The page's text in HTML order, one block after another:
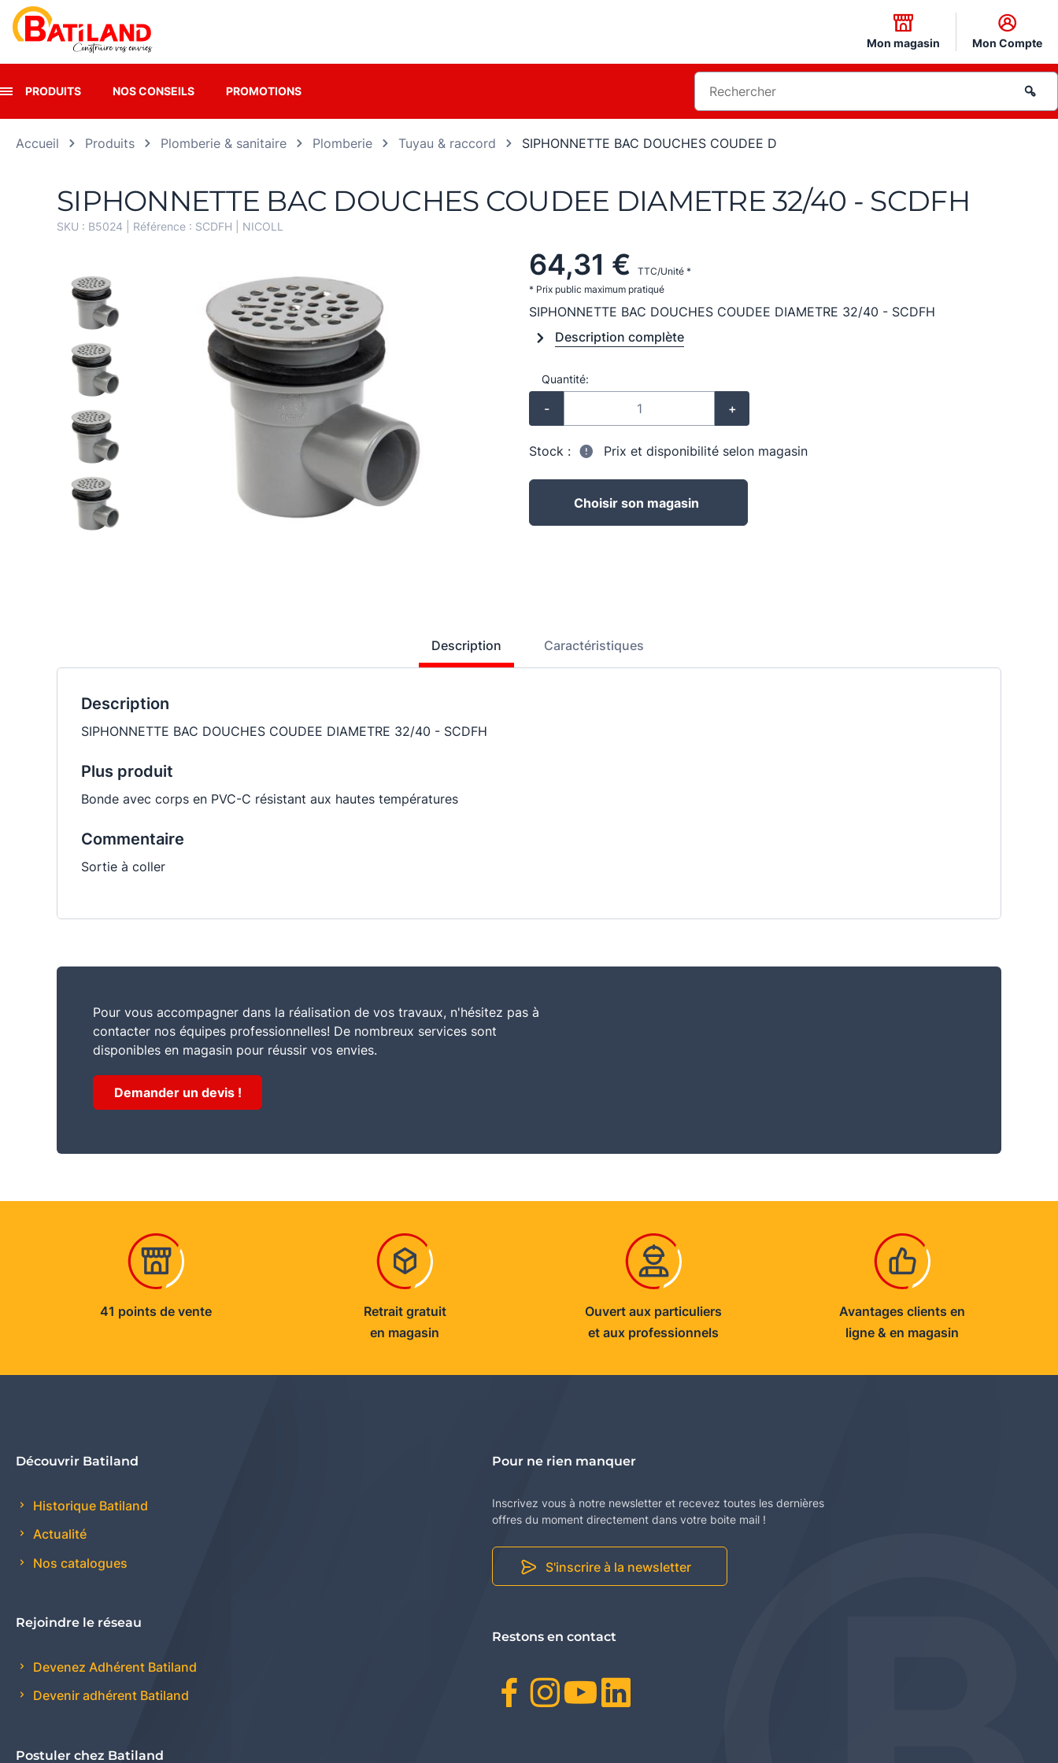
Mon magasin Mon Compte
PRODUITS NOS CONSEILS PROMOTIONS
Accueil Produits Plomberie & sanitaire Plomberie Tuyau & raccord SIPHONNETTE BAC DOUCHES COUDEE D
SIPHONNETTE BAC DOUCHES COUDEE DIAMETRE 32/40 - SCDFH
SKU : B5024 | Référence : SCDFH NICOLL
64,31 €
TTC/Unité *
* Prix public maximum pratiqué
SIPHONNETTE BAC DOUCHES COUDEE DIAMETRE 32/40 - SCDFH
Description complète
Quantité:
- +
Stock : Prix et disponibilité selon magasin
Choisir son magasin
Description Caractéristiques
Description
SIPHONNETTE BAC DOUCHES COUDEE DIAMETRE 32/40 - SCDFH
Plus produit
Bonde avec corps en PVC-C résistant aux hautes températures
Commentaire
Sortie à coller
Pour vous accompagner dans la réalisation de vos travaux, n'hésitez pas à
contacter nos équipes professionnelles! De nombreux services sont
disponibles en magasin pour réussir vos envies.
Demander un devis !
41 points de vente
Retrait gratuit
en magasin
Ouvert aux particuliers
et aux professionnels
Avantages clients en
ligne & en magasin
Découvrir Batiland
Historique Batiland
Actualité
Nos catalogues
Rejoindre le réseau
Devenez Adhérent Batiland
Devenir adhérent Batiland
Postuler chez Batiland
Pour ne rien manquer
Inscrivez vous à notre newsletter et recevez toutes les dernières
offres du moment directement dans votre boite mail !
S'inscrire à la newsletter
Restons en contact
Facebook
Instagram
Youtube
Panneau de gestion des cookies